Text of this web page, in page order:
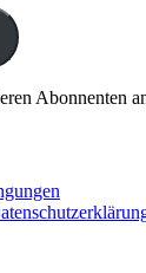
Abonnenten